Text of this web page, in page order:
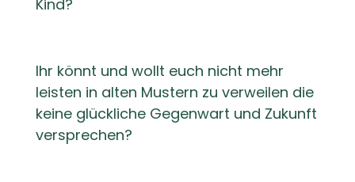
Kind?
Ihr könnt und wollt euch nicht mehr
leisten in alten Mustern zu verweilen die
keine glückliche Gegenwart und Zukunft
versprechen?